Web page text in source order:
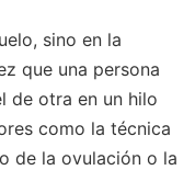
sino en la
que una persona
de otra en un hilo
como la técnica
de la ovulación o la